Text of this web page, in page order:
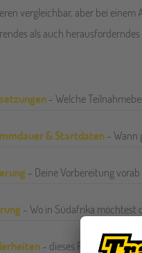
vergleichbar, aber bei
als auch herausforderndes
- Welche
& Startdaten- Wann
- Deine Vorbereitung
- Wo in Südafrika möchtest
- dieses Programms